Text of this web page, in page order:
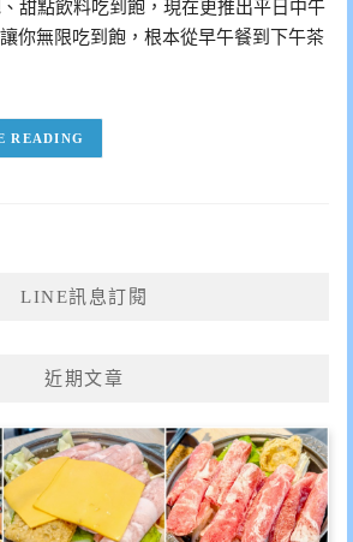
甜點飲料吃到飽，現在更推出平日中午
你無限吃到飽，根本從早午餐到下午茶
READING
LINE訊息訂閱
近期文章